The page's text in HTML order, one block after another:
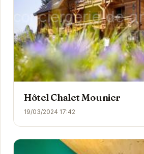
Hôtel Chalet Mounier
19/03/2024 17:42